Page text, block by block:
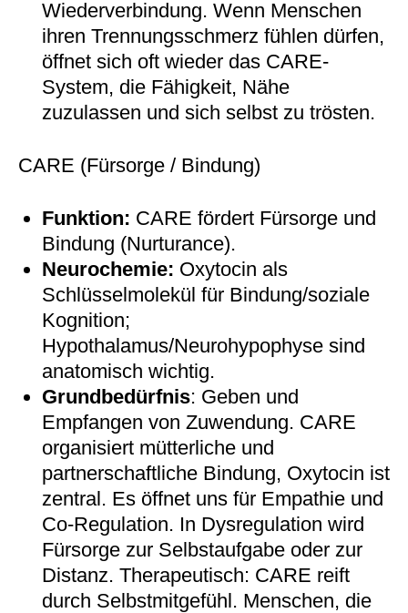
Wiederverbindung. Wenn Menschen
ihren Trennungsschmerz fühlen dürfen,
öffnet sich oft wieder das CARE-
System, die Fähigkeit, Nähe
zuzulassen und sich selbst zu trösten.
CARE (Fürsorge / Bindung)
Funktion: CARE fördert Fürsorge und
Bindung (Nurturance).
Neurochemie: Oxytocin als
Schlüsselmolekül für Bindung/soziale
Kognition;
Hypothalamus/Neurohypophyse sind
anatomisch wichtig.
Grundbedürfnis: Geben und
Empfangen von Zuwendung. CARE
organisiert mütterliche und
partnerschaftliche Bindung, Oxytocin ist
zentral. Es öffnet uns für Empathie und
Co-Regulation. In Dysregulation wird
Fürsorge zur Selbstaufgabe oder zur
Distanz. Therapeutisch: CARE reift
durch Selbstmitgefühl. Menschen, die